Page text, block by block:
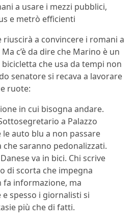
a usare i mezzi pubblici,
e metrò efficienti
riuscirà a convincere i romani a
c’è da dire che Marino è un
che usa da tempi non
senatore si recava a lavorare
ruote:
in cui bisogna andare.
a Palazzo
auto blu a non passare
che saranno pedonalizzati.
va in bici. Chi scrive
di scorta che impegna
informazione, ma
spesso i giornalisti si
più che di fatti.